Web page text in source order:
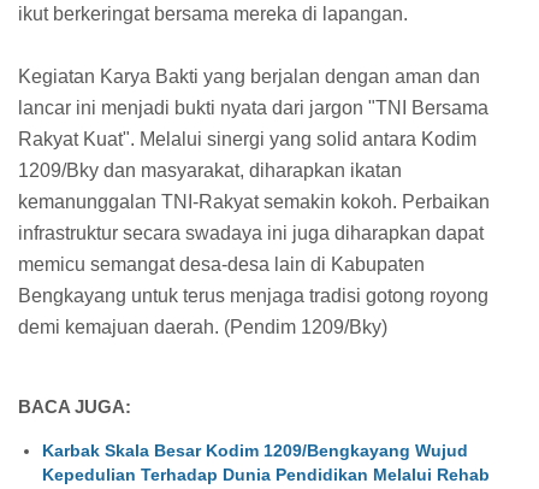
ikut berkeringat bersama mereka di lapangan.
Kegiatan Karya Bakti yang berjalan dengan aman dan
lancar ini menjadi bukti nyata dari jargon "TNI Bersama
Rakyat Kuat". Melalui sinergi yang solid antara Kodim
1209/Bky dan masyarakat, diharapkan ikatan
kemanunggalan TNI-Rakyat semakin kokoh. Perbaikan
infrastruktur secara swadaya ini juga diharapkan dapat
memicu semangat desa-desa lain di Kabupaten
Bengkayang untuk terus menjaga tradisi gotong royong
demi kemajuan daerah. (Pendim 1209/Bky)
BACA JUGA:
Karbak Skala Besar Kodim 1209/Bengkayang Wujud
Kepedulian Terhadap Dunia Pendidikan Melalui Rehab